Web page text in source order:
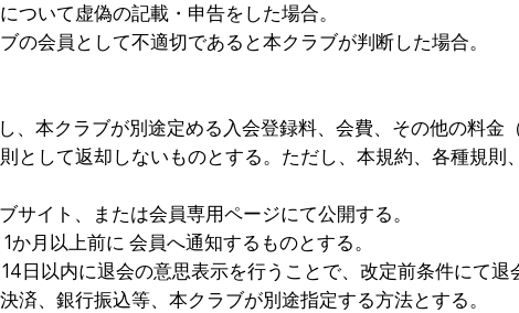
いて虚偽の記載・申告をした場合。
会員として不適切であると本クラブが判断した場合。
、本クラブが別途定める入会登録料、会費、その他の料金
として返却しないものとする。ただし、本規約、各種規
サイト、または会員専用ページにて公開する。
月以上前に 会員へ通知するものとする。
日以内に退会の意思表示を行うことで、改定前条件にて退
、銀行振込等、本クラブが別途指定する方法とする。